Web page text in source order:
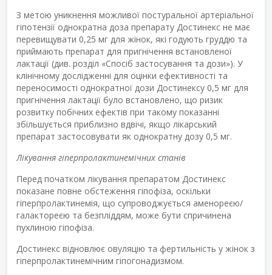
З метою уникнення можливої постуральної артеріальної
гіпотензії однократна доза препарату Достинекс не має
перевищувати 0,25 мг для жінок, які годують груддю та
приймають препарат для пригнічення встановленої
лактації (див. розділ «Спосіб застосування та дози»). У
клінічному дослідженні для оцінки ефективності та
переносимості однократної дози Достинексу 0,5 мг для
пригнічення лактації було встановлено, що ризик
розвитку побічних ефектів при такому показанні
збільшується приблизно вдвічі, якщо лікарський
препарат застосовувати як однократну дозу 0,5 мг.
Лікування гіперпролактинемічних станів
Перед початком лікування препаратом Достинекс
показане повне обстеження гіпофіза, оскільки
гіперпролактинемія, що супроводжується аменореєю/
галактореєю та безпліддям, може бути спричинена
пухлиною гіпофіза.
Достинекс відновлює овуляцію та фертильність у жінок з
гіперпролактинемічним гіпогонадизмом.